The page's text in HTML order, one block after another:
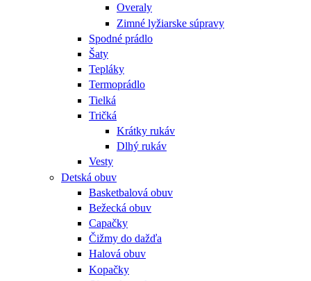
Overaly
Zimné lyžiarske súpravy
Spodné prádlo
Šaty
Tepláky
Termoprádlo
Tielká
Tričká
Krátky rukáv
Dlhý rukáv
Vesty
Detská obuv
Basketbalová obuv
Bežecká obuv
Capačky
Čižmy do dažďa
Halová obuv
Kopačky